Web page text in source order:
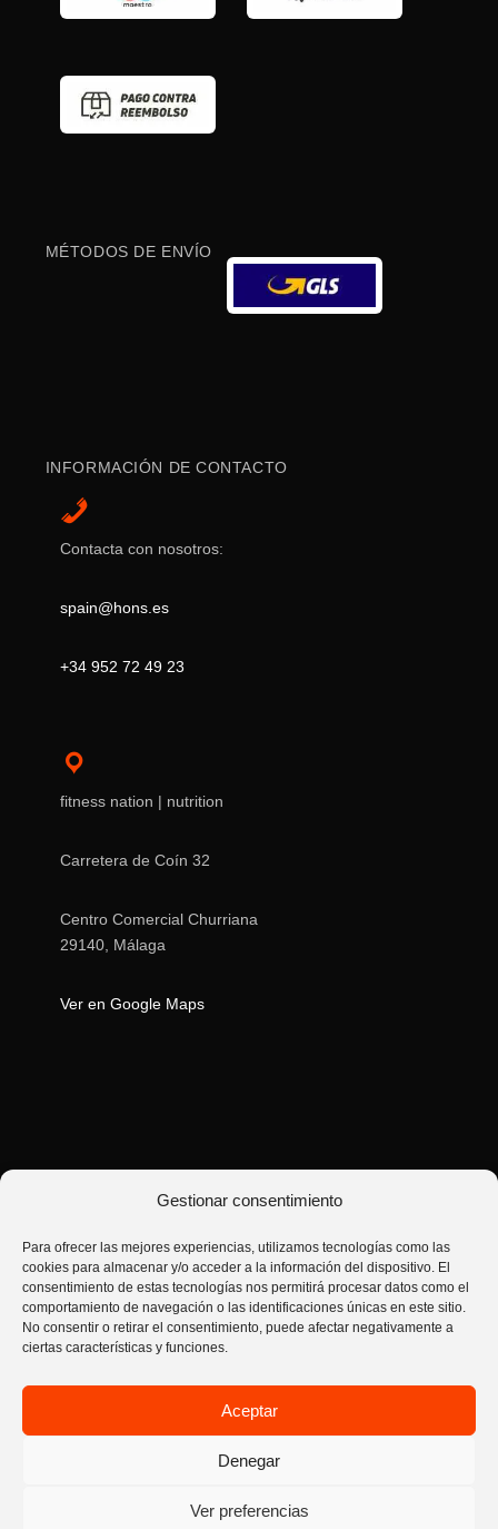
Gestionar consentimiento
Para ofrecer las mejores experiencias, utilizamos tecnologías como las
cookies para almacenar y/o acceder a la información del dispositivo. El
consentimiento de estas tecnologías nos permitirá procesar datos como el
comportamiento de navegación o las identificaciones únicas en este sitio.
No consentir o retirar el consentimiento, puede afectar negativamente a
ciertas características y funciones.
Aceptar
Denegar
Ver preferencias
MÉTODOS DE ENVÍO
INFORMACIÓN DE CONTACTO
Contacta con nosotros:
spain@hons.es
+34 952 72 49 23
fitness nation | nutrition
Carretera de Coín 32
Centro Comercial Churriana
29140, Málaga
Ver en Google Maps
hons | house of nutrition sport © 2026. Todos los derechos reservados.
Términos y condiciones de venta
Envíos metodos de pago y devoluciones